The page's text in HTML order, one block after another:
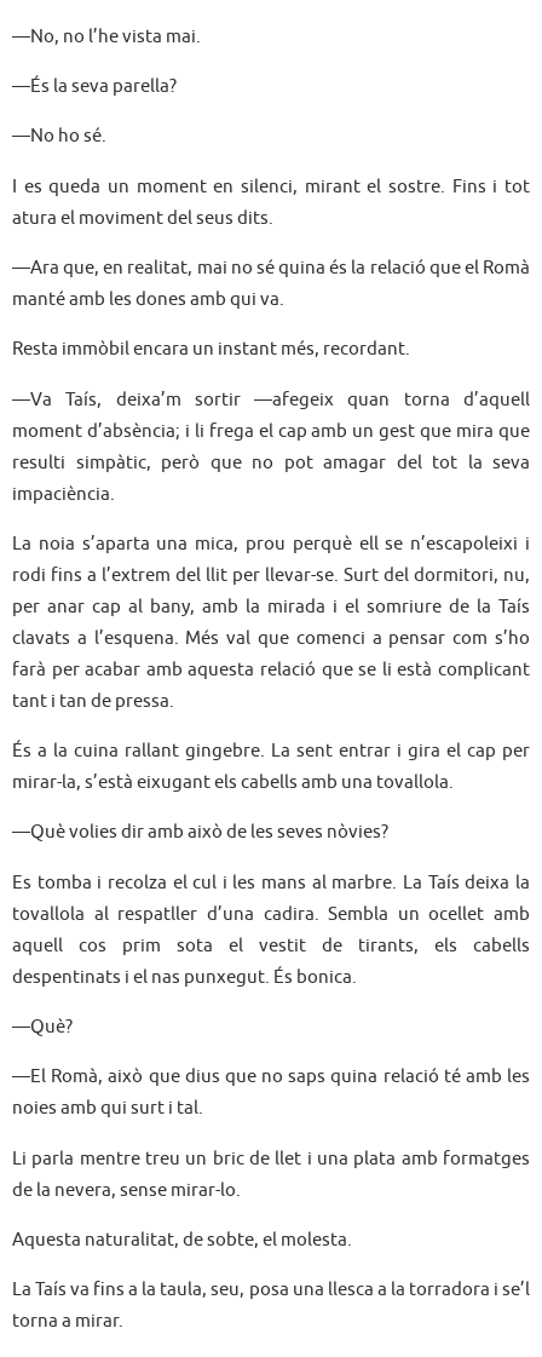
—No, no l’he vista mai.
—És la seva parella?
—No ho sé.
I es queda un moment en silenci, mirant el sostre. Fins i tot
atura el moviment del seus dits.
—Ara que, en realitat, mai no sé quina és la relació que el Romà
manté amb les dones amb qui va.
Resta immòbil encara un instant més, recordant.
—Va Taís, deixa’m sortir —afegeix quan torna d’aquell
moment d’absència; i li frega el cap amb un gest que mira que
resulti simpàtic, però que no pot amagar del tot la seva
impaciència.
La noia s’aparta una mica, prou perquè ell se n’escapoleixi i
rodi fins a l’extrem del llit per llevar-se. Surt del dormitori, nu,
per anar cap al bany, amb la mirada i el somriure de la Taís
clavats a l’esquena. Més val que comenci a pensar com s’ho
farà per acabar amb aquesta relació que se li està complicant
tant i tan de pressa.
És a la cuina rallant gingebre. La sent entrar i gira el cap per
mirar-la, s’està eixugant els cabells amb una tovallola.
—Què volies dir amb això de les seves nòvies?
Es tomba i recolza el cul i les mans al marbre. La Taís deixa la
tovallola al respatller d’una cadira. Sembla un ocellet amb
aquell cos prim sota el vestit de tirants, els cabells
despentinats i el nas punxegut. És bonica.
—Què?
—El Romà, això que dius que no saps quina relació té amb les
noies amb qui surt i tal.
Li parla mentre treu un bric de llet i una plata amb formatges
de la nevera, sense mirar-lo.
Aquesta naturalitat, de sobte, el molesta.
La Taís va fins a la taula, seu, posa una llesca a la torradora i se’l
torna a mirar.